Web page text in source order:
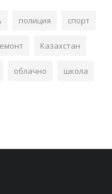
полиция спорт
Казахстан
облачно школа